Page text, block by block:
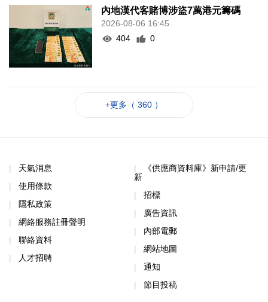
內地漢代客賭博涉盜7萬港元籌碼
2026-08-06 16:45
404
0
+更多（ 360 ）
天氣消息
使用條款
隱私政策
網絡服務註冊聲明
聯絡資料
人才招聘
《供應商資料庫》新申請/更
新
招標
廣告資訊
內部電郵
網站地圖
通知
節目投稿